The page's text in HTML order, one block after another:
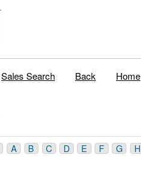
Sales Search Back Home
A B C D E F G H